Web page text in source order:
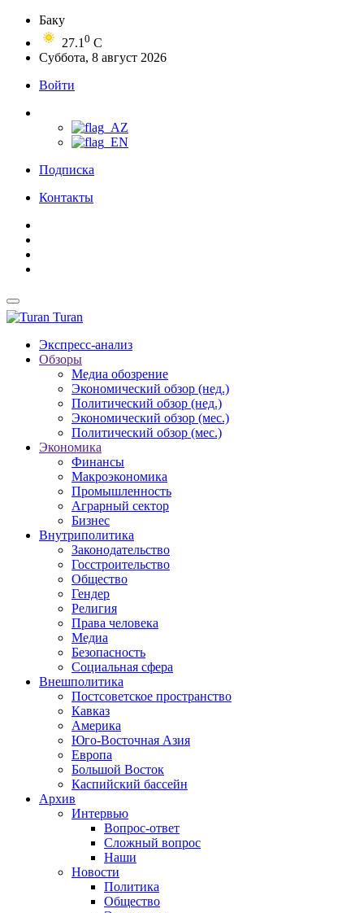
Баку
27.1 0 C
Суббота, 8 август 2026
Войти
Подписка
Контакты
Turan
Экспресс-анализ
Обзоры
Медиа обозрение
Экономический обзор (нед.)
Политический обзор (нед.)
Экономический обзор (мес.)
Политический обзор (мес.)
Экономика
Финансы
Макроэкономика
Промышленность
Аграрный сектор
Бизнес
Внутриполитика
Законодательство
Госстроительство
Общество
Гендер
Религия
Права человека
Медиа
Безопасность
Социальная сфера
Внешполитика
Постсоветское пространство
Кавказ
Америка
Юго-Восточная Азия
Европа
Большой Восток
Каспийский бассейн
Архив
Интервью
Вопрос-ответ
Сложный вопрос
Наши
Новости
Политика
Общество